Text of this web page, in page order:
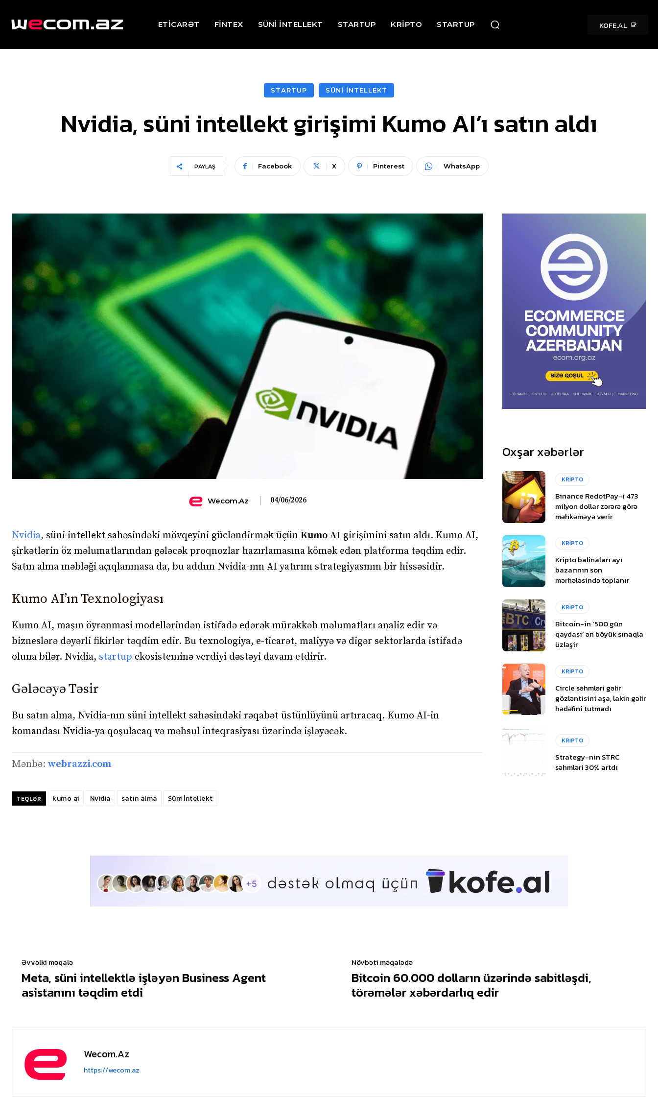
ETİCARƏT FİNTEX SÜNİ İNTELLEKT STARTUP KRİPTO STARTUP KOFE.AL
STARTUP SÜNİ İNTELLEKT
Nvidia, süni intellekt girişimi Kumo AI’ı satın aldı
PAYLAŞ Facebook X Pinterest WhatsApp
Wecom.az 04/06/2026
Nvidia, süni intellekt sahəsindəki mövqeyini gücləndirmək üçün Kumo AI girişimini satın aldı. Kumo AI,
şirkətlərin öz məlumatlarından gələcək proqnozlar hazırlamasına kömək edən platforma təqdim edir.
Satın alma məbləği açıqlanmasa da, bu addım Nvidia-nın AI yatırım strategiyasının bir hissəsidir.
Kumo AI’ın Texnologiyası
Kumo AI, maşın öyrənməsi modellərindən istifadə edərək mürəkkəb məlumatları analiz edir və
bizneslərə dəyərli fikirlər təqdim edir. Bu texnologiya, e-ticarət, maliyyə və digər sektorlarda istifadə
oluna bilər. Nvidia, startup ekosisteminə verdiyi dəstəyi davam etdirir.
Gələcəyə Təsir
Bu satın alma, Nvidia-nın süni intellekt sahəsindəki rəqabət üstünlüyünü artıracaq. Kumo AI-in
komandası Nvidia-ya qoşulacaq və məhsul inteqrasiyası üzərində işləyəcək.
Mənbə: webrazzi.com
TEQLƏR kumo ai Nvidia satın alma Süni İntellekt
Oxşar xəbərlər
KRİPTO
Binance RedotPay-i 473
milyon dollar zərərə görə
məhkəməyə verir
KRİPTO
Kripto balinaları ayı
bazarının son
mərhələsində toplanır
KRİPTO
Bitcoin-in ‘500 gün
qaydası’ ən böyük sınaqla
üzləşir
KRİPTO
Circle səhmləri gəlir
gözləntisini aşa, lakin gəlir
hədəfini tutmadı
KRİPTO
Strategy-nin STRC
səhmləri 30% artdı
Əvvəlki məqalə
Meta, süni intellektlə işləyən Business Agent
asistanını təqdim etdi
Növbəti məqalədə
Bitcoin 60.000 dolların üzərində sabitləşdi,
törəmələr xəbərdarlıq edir
Wecom.az
https://wecom.az